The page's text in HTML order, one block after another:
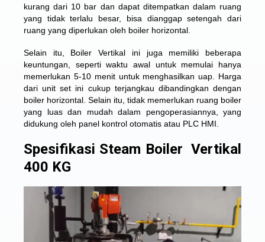
kurang dari 10 bar dan dapat ditempatkan dalam ruang
yang tidak terlalu besar, bisa dianggap setengah dari
ruang yang diperlukan oleh boiler horizontal.
Selain itu, Boiler Vertikal ini juga memiliki beberapa
keuntungan, seperti waktu awal untuk memulai hanya
memerlukan 5-10 menit untuk menghasilkan uap. Harga
dari unit set ini cukup terjangkau dibandingkan dengan
boiler horizontal. Selain itu, tidak memerlukan ruang boiler
yang luas dan mudah dalam pengoperasiannya, yang
didukung oleh panel kontrol otomatis atau PLC HMI.
Spesifikasi Steam Boiler Vertikal
400 KG